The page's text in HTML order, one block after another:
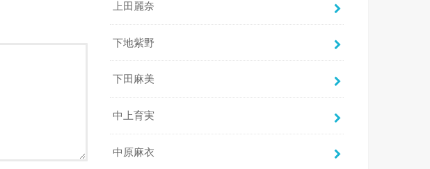
上田麗奈
下地紫野
下田麻美
中上育実
中原麻衣